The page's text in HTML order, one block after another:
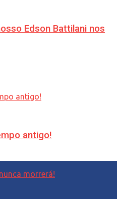
Edson Battilani nos
antigo!